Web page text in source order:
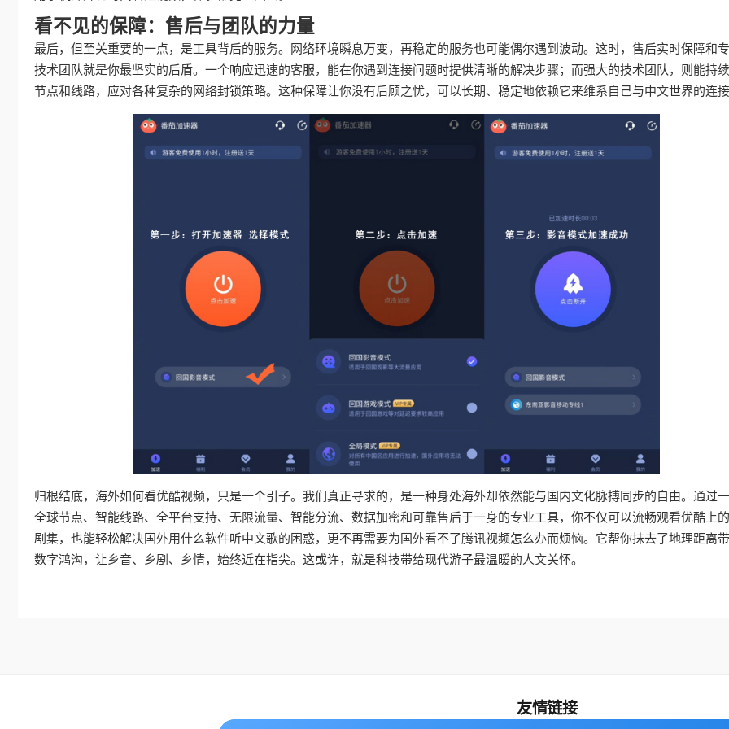
看不见的保障：售后与团队的力量
最后，但至关重要的一点，是工具背后的服务。网络环境瞬息万变，再稳定的服务也可能偶尔遇到波动。这时，售后实时保障和
技术团队就是你最坚实的后盾。一个响应迅速的客服，能在你遇到连接问题时提供清晰的解决步骤；而强大的技术团队，则能持
节点和线路，应对各种复杂的网络封锁策略。这种保障让你没有后顾之忧，可以长期、稳定地依赖它来维系自己与中文世界的连接
归根结底，海外如何看优酷视频，只是一个引子。我们真正寻求的，是一种身处海外却依然能与国内文化脉搏同步的自由。通过
全球节点、智能线路、全平台支持、无限流量、智能分流、数据加密和可靠售后于一身的专业工具，你不仅可以流畅观看优酷上
剧集，也能轻松解决国外用什么软件听中文歌的困惑，更不再需要为国外看不了腾讯视频怎么办而烦恼。它帮你抹去了地理距离
数字鸿沟，让乡音、乡剧、乡情，始终近在指尖。这或许，就是科技带给现代游子最温暖的人文关怀。
友情链接